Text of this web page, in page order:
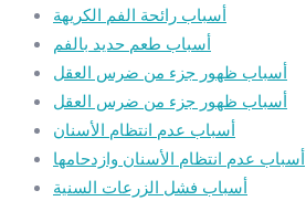
أسباب رائحة الفم الكريهة
أسباب طعم حديد بالفم
أسباب ظهور جزء من ضرس العقل
أسباب ظهور جزء من ضرس العقل
أسباب عدم انتظام الأسنان
أسباب عدم انتظام الأسنان وازدحامها
أسباب فشل الزرعات السنية